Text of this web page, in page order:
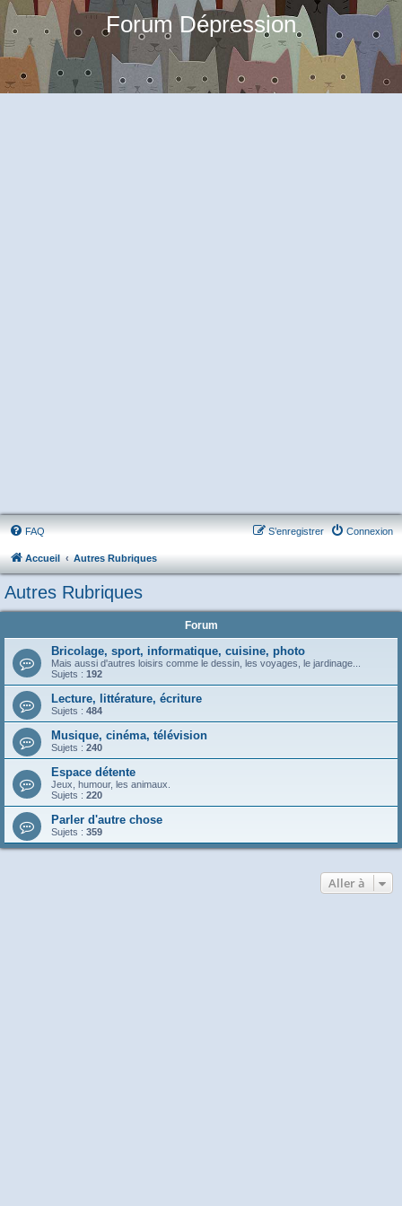
Forum Dépression
FAQ Connexion
S’enregistrer
Accueil Autres Rubriques
Autres Rubriques
Forum
Bricolage, sport, informatique, cuisine, photo
Mais aussi d'autres loisirs comme le dessin, les voyages, le jardinage...
Sujets : 192
Lecture, littérature, écriture
Sujets : 484
Musique, cinéma, télévision
Sujets : 240
Espace détente
Jeux, humour, les animaux.
Sujets : 220
Parler d'autre chose
Sujets : 359
Aller à